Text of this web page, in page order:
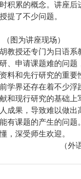
积累的概念。讲座后
提了不少问题。
（图为讲座现场）
教授还专门为日语系
、申请课题难的问题
料和先行研究的重要
学界还存在着不少浮
和现行研究的基础上
成果，导致难以做出
有课题的产生的问题。
，深受师生欢迎。
（外